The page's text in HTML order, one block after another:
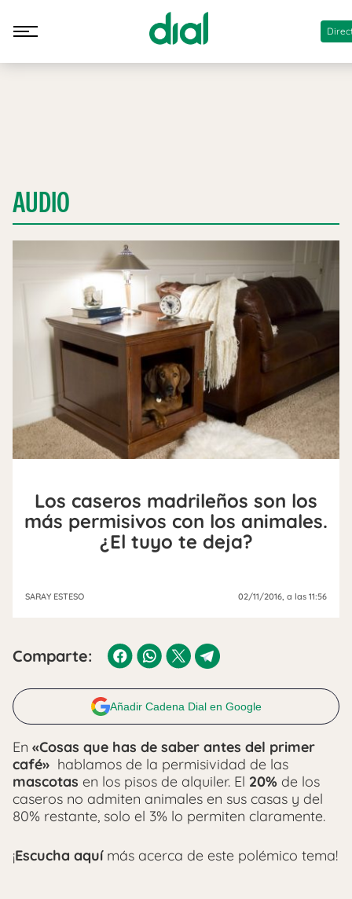
AUDIO
Los caseros madrileños son los
más permisivos con los animales.
¿El tuyo te deja?
SARAY ESTESO 02/11/2016 , a las 11:56
Comparte:
Añadir Cadena Dial en Google
En «Cosas que has de saber antes del primer
café» hablamos de la permisividad de las
mascotas en los pisos de alquiler. El 20% de los
caseros no admiten animales en sus casas y del
80% restante, solo el 3% lo permiten claramente.
¡Escucha aquímás acerca de este polémico tema!